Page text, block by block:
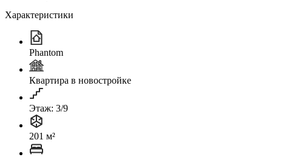
Характеристики
Phantom
Квартира в новостройке
Этаж: 3/9
201 м²